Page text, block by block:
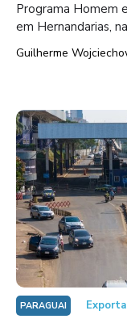
Programa Homem
em Hernandarias,
Guilherme
PARAGUAI